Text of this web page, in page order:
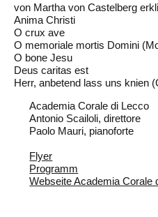
von Martha von Castelberg
Anima Christi
O crux ave
O memoriale mortis Domini
O bone Jesu
Deus caritas est
Herr, anbetend lass uns knien
Academia Corale di Lecco
Antonio Scailoli, direttore
Paolo Mauri, pianoforte
Flyer
Programm
Webseite Academia Corale